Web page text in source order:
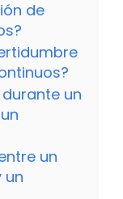
de
un
un
un